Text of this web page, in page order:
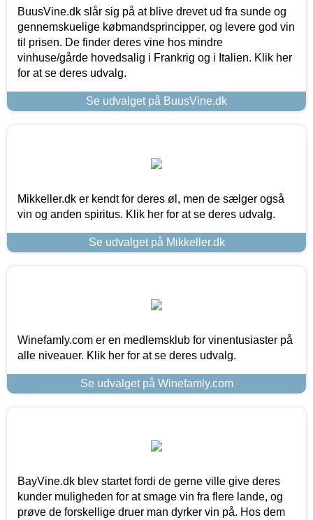
BuusVine.dk slår sig på at blive drevet ud fra sunde og
gennemskuelige købmandsprincipper, og levere god vin
til prisen. De finder deres vine hos mindre
vinhuse/gårde hovedsalig i Frankrig og i Italien. Klik her
for at se deres udvalg.
Se udvalget på BuusVine.dk
Mikkeller.dk er kendt for deres øl, men de sælger også
vin og anden spiritus. Klik her for at se deres udvalg.
Se udvalget på Mikkeller.dk
Winefamly.com er en medlemsklub for vinentusiaster på
alle niveauer. Klik her for at se deres udvalg.
Se udvalget på Winefamly.com
BayVine.dk blev startet fordi de gerne ville give deres
kunder muligheden for at smage vin fra flere lande, og
prøve de forskellige druer man dyrker vin på. Hos dem